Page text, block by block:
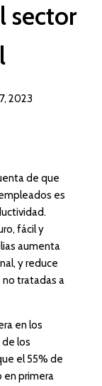
sector
2023
de que
es
fácil y
aumenta
y reduce
tratadas a
en los
los
el 55% de
en primera